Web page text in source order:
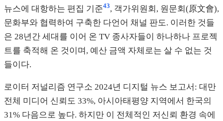
뉴스에 대항하는 편집 기준43, 객가위원회, 원문회(原文會),
문화부와 협력하여 구축한 다언어 채널 판도. 이러한 것들
은 28년간 세대를 이어 온 TV 종사자들이 하나하나 프로젝
트를 축적해 온 것이며, 예산 금액 자체로는 살 수 없는 것
들이다.
로이터 저널리즘 연구소 2024년 디지털 뉴스 보고서: 대만
전체 미디어 신뢰도 33%, 아시아태평양 지역에서 한국의
31% 다음으로 높다. 하지만 이 전체적인 저신뢰 환경 속에